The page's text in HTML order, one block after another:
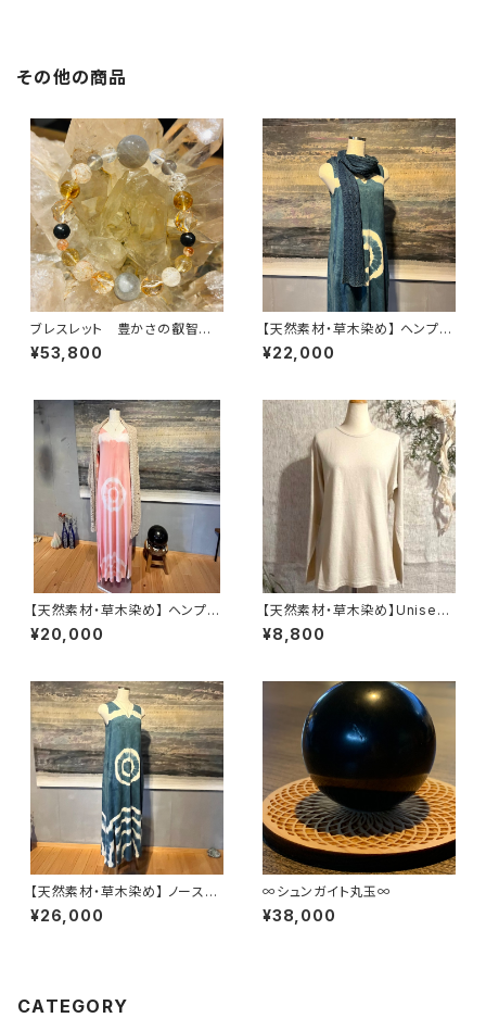
その他の商品
ブレスレット 豊かさの叡智に
繋がってアソボウ♾
¥53,800
【天然素材・草木染め】 ヘンプオ
ーガニックコットンリネンストー
ル
¥22,000
【天然素材・草木染め】 ヘンプオ
ーガニックコットンリネンストー
ル[生成り]
¥20,000
【天然素材・草木染め】Unisex
ロングTシャツ ヘンプコットン
ナチュラル
¥8,800
【天然素材・草木染め】 ノースリ
ーブワンピース ヘンプコットン
¥26,000
∞シュンガイト丸玉∞
¥38,000
CATEGORY